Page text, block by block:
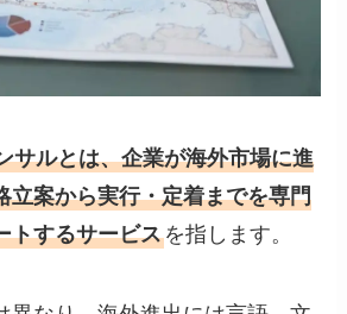
サルとは、企業が海外市場に進
立案から実行・定着までを専門
トするサービスを指します。